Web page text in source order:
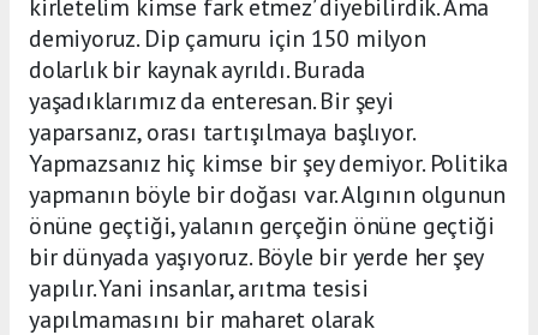
kirletelim kimse fark etmez’ diyebilirdik. Ama
demiyoruz. Dip çamuru için 150 milyon
dolarlık bir kaynak ayrıldı. Burada
yaşadıklarımız da enteresan. Bir şeyi
yaparsanız, orası tartışılmaya başlıyor.
Yapmazsanız hiç kimse bir şey demiyor. Politika
yapmanın böyle bir doğası var. Algının olgunun
önüne geçtiği, yalanın gerçeğin önüne geçtiği
bir dünyada yaşıyoruz. Böyle bir yerde her şey
yapılır. Yani insanlar, arıtma tesisi
yapılmamasını bir maharet olarak